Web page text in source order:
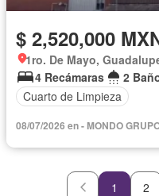
$ 2,520,000
1ro. De Mayo,
4 Recámaras
2
Cuarto de Limpieza
08/07/2026 en - MONDO
1 2